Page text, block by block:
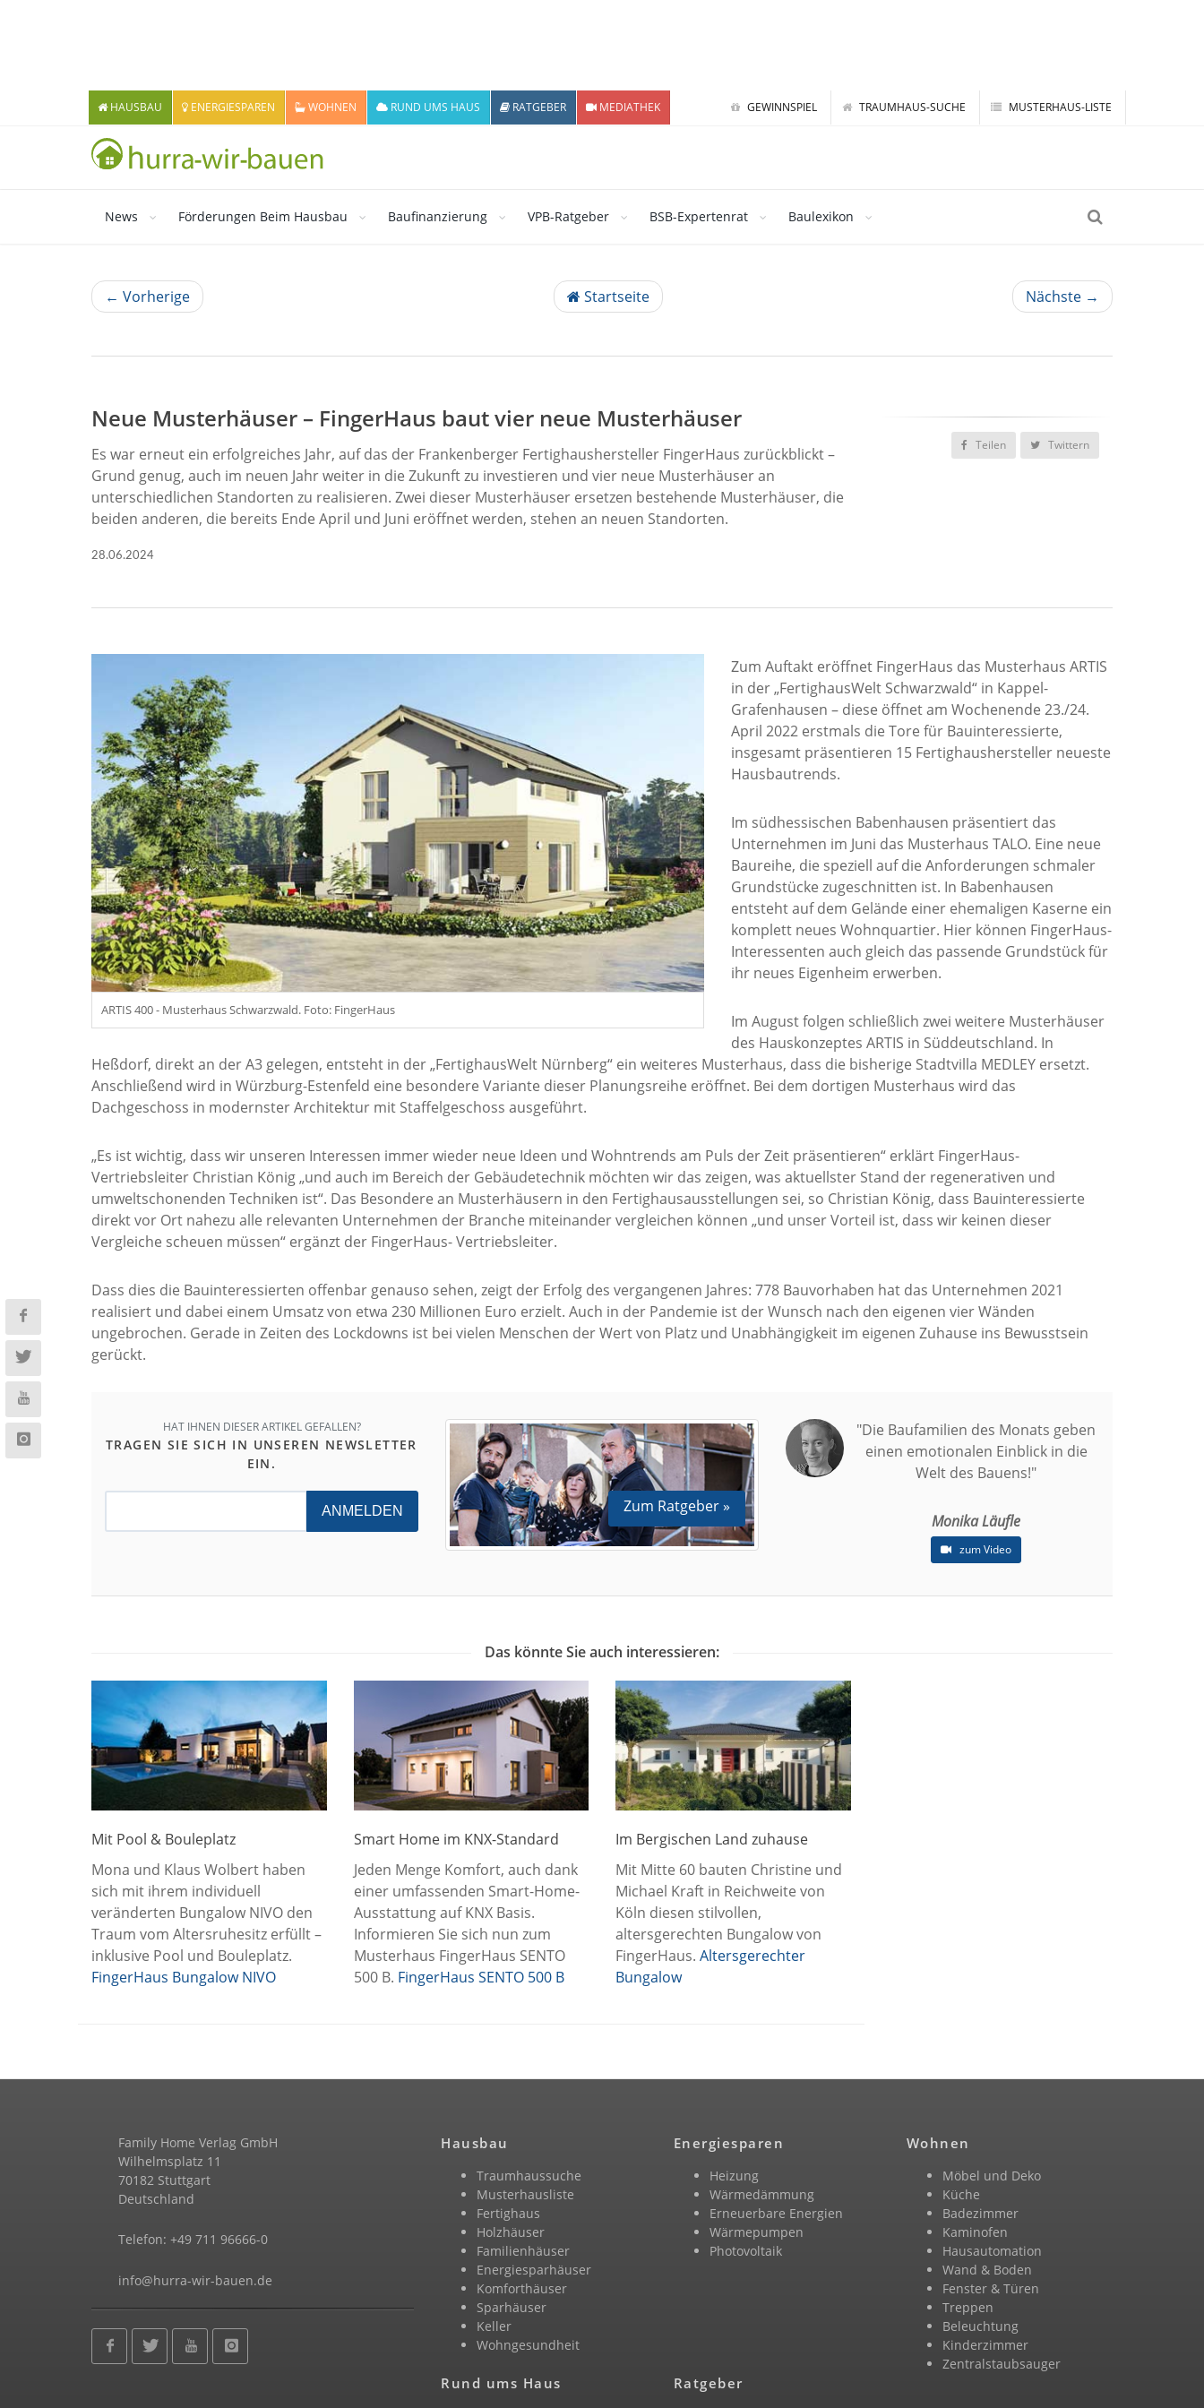
GEWINNSPIEL TRAUMHAUS-SUCHE MUSTERHAUS-LISTE
HAUSBAU ENERGIESPAREN WOHNEN RUND UMS HAUS RATGEBER MEDIATHEK
News Förderungen Beim Hausbau Baufinanzierung VPB-Ratgeber BSB-Expertenrat Baulexikon
← Vorherige Startseite Nächste →
Neue Musterhäuser – FingerHaus baut vier neue Musterhäuser
Es war erneut ein erfolgreiches Jahr, auf das der Frankenberger Fertighaushersteller FingerHaus zurückblickt –
Grund genug, auch im neuen Jahr weiter in die Zukunft zu investieren und vier neue Musterhäuser an
unterschiedlichen Standorten zu realisieren. Zwei dieser Musterhäuser ersetzen bestehende Musterhäuser, die
beiden anderen, die bereits Ende April und Juni eröffnet werden, stehen an neuen Standorten.
28.06.2024
Teilen Twittern
ARTIS 400 - Musterhaus Schwarzwald. Foto: FingerHaus
Zum Auftakt eröffnet FingerHaus das Musterhaus ARTIS
in der „FertighausWelt Schwarzwald“ in Kappel-
Grafenhausen – diese öffnet am Wochenende 23./24.
April 2022 erstmals die Tore für Bauinteressierte,
insgesamt präsentieren 15 Fertighaushersteller neueste
Hausbautrends.
Im südhessischen Babenhausen präsentiert das
Unternehmen im Juni das Musterhaus TALO. Eine neue
Baureihe, die speziell auf die Anforderungen schmaler
Grundstücke zugeschnitten ist. In Babenhausen
entsteht auf dem Gelände einer ehemaligen Kaserne ein
komplett neues Wohnquartier. Hier können FingerHaus-
Interessenten auch gleich das passende Grundstück für
ihr neues Eigenheim erwerben.
Im August folgen schließlich zwei weitere Musterhäuser
des Hauskonzeptes ARTIS in Süddeutschland. In
Heßdorf, direkt an der A3 gelegen, entsteht in der „FertighausWelt Nürnberg“ ein weiteres Musterhaus, dass die bisherige Stadtvilla MEDLEY ersetzt.
Anschließend wird in Würzburg-Estenfeld eine besondere Variante dieser Planungsreihe eröffnet. Bei dem dortigen Musterhaus wird das
Dachgeschoss in modernster Architektur mit Staffelgeschoss ausgeführt.
„Es ist wichtig, dass wir unseren Interessen immer wieder neue Ideen und Wohntrends am Puls der Zeit präsentieren“ erklärt FingerHaus-
Vertriebsleiter Christian König „und auch im Bereich der Gebäudetechnik möchten wir das zeigen, was aktuellster Stand der regenerativen und
umweltschonenden Techniken ist“. Das Besondere an Musterhäusern in den Fertighausausstellungen sei, so Christian König, dass Bauinteressierte
direkt vor Ort nahezu alle relevanten Unternehmen der Branche miteinander vergleichen können „und unser Vorteil ist, dass wir keinen dieser
Vergleiche scheuen müssen“ ergänzt der FingerHaus- Vertriebsleiter.
Dass dies die Bauinteressierten offenbar genauso sehen, zeigt der Erfolg des vergangenen Jahres: 778 Bauvorhaben hat das Unternehmen 2021
realisiert und dabei einem Umsatz von etwa 230 Millionen Euro erzielt. Auch in der Pandemie ist der Wunsch nach den eigenen vier Wänden
ungebrochen. Gerade in Zeiten des Lockdowns ist bei vielen Menschen der Wert von Platz und Unabhängigkeit im eigenen Zuhause ins Bewusstsein
gerückt.
HAT IHNEN DIESER ARTIKEL GEFALLEN?
TRAGEN SIE SICH IN UNSEREN NEWSLETTER
EIN.
ANMELDEN Zum Ratgeber »
"Die Baufamilien des Monats geben
einen emotionalen Einblick in die
Welt des Bauens!"
Monika Läufle
zum Video
Das könnte Sie auch interessieren:
Mit Pool & Bouleplatz
Mona und Klaus Wolbert haben
sich mit ihrem individuell
veränderten Bungalow NIVO den
Traum vom Altersruhesitz erfüllt –
inklusive Pool und Bouleplatz.
FingerHaus Bungalow NIVO
Smart Home im KNX-Standard
Jeden Menge Komfort, auch dank
einer umfassenden Smart-Home-
Ausstattung auf KNX Basis.
Informieren Sie sich nun zum
Musterhaus FingerHaus SENTO
500 B. FingerHaus SENTO 500 B
Im Bergischen Land zuhause
Mit Mitte 60 bauten Christine und
Michael Kraft in Reichweite von
Köln diesen stilvollen,
altersgerechten Bungalow von
FingerHaus. Altersgerechter
Bungalow
Family Home Verlag GmbH
Wilhelmsplatz 11
70182 Stuttgart
Deutschland
Telefon: +49 711 96666-0
info@hurra-wir-bauen.de
Hausbau
Traumhaussuche
Musterhausliste
Fertighaus
Holzhäuser
Familienhäuser
Energiesparhäuser
Komforthäuser
Sparhäuser
Keller
Wohngesundheit
Energiesparen
Heizung
Wärmedämmung
Erneuerbare Energien
Wärmepumpen
Photovoltaik
Wohnen
Möbel und Deko
Küche
Badezimmer
Kaminofen
Hausautomation
Wand & Boden
Fenster & Türen
Treppen
Beleuchtung
Kinderzimmer
Zentralstaubsauger
Rund ums Haus Ratgeber